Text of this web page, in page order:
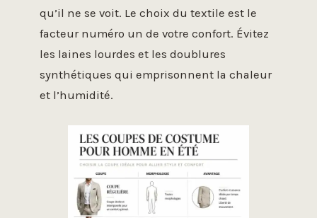
qu’il ne se voit. Le choix du textile est le
facteur numéro un de votre confort. Évitez
les laines lourdes et les doublures
synthétiques qui emprisonnent la chaleur
et l’humidité.